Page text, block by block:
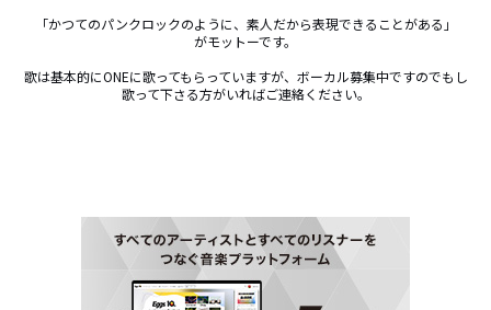
「かつてのパンクロックのように、素人だから表現できることがある」
がモットーです。
歌は基本的にONEに歌ってもらっていますが、ボーカル募集中ですのでもし
歌って下さる方がいればご連絡ください。